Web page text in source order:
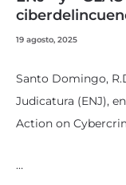
19 agosto, 2025
Santo Domingo,
Judicatura (ENJ),
Action on
…